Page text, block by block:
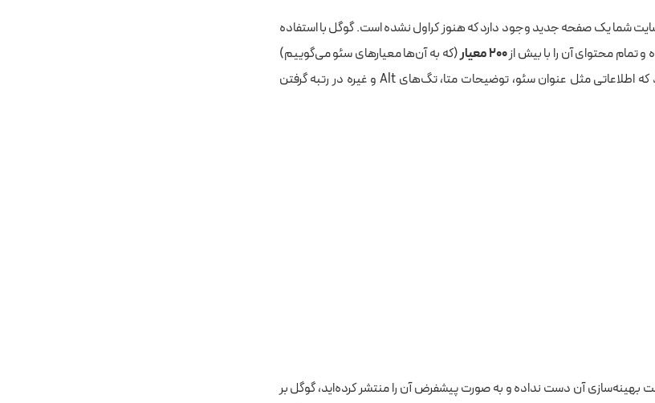
شما یک صفحه جدید وجود دارد که هنوز کراول نشده است. گوگل با استفاده
تمام محتوای آن را با بیش از۲۰۰ معیار
(که به آن‌ها معیارهای سئو می‌گوییم)
بررسی می‌کند. بد نیست بدانید که اطلاعاتی مثل عنوان سئو، توضیحات متا، تگ‌های Alt و غیره در رتبه گرفتن
بهینه‌سازی آن دست نداده و به صورت پیشفرض آن را منتشر کرده‌اید، گوگل بر